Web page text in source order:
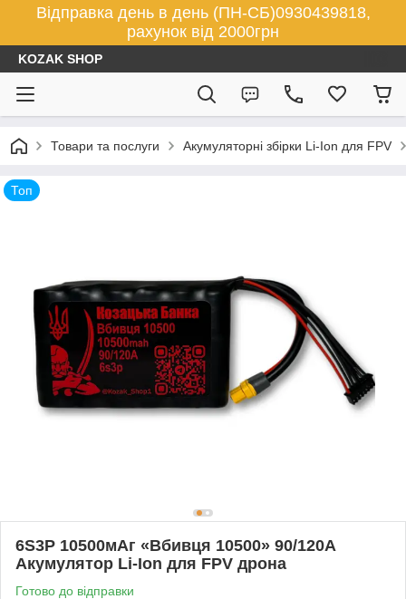
Відправка день в день (ПН-СБ)0930439818,
рахунок від 2000грн
KOZAK SHOP
Товари та послуги Акумуляторні збірки Li-Ion для FPV
Топ
6S3P 10500мАг «Вбивця 10500» 90/120А
Акумулятор Li-Ion для FPV дрона
Готово до відправки